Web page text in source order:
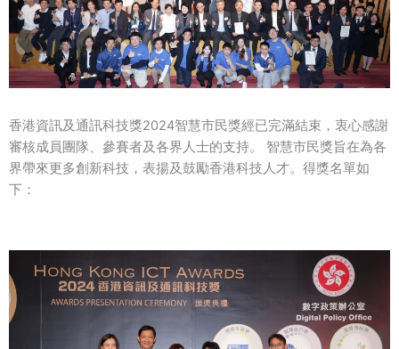
香港資訊及通訊科技獎2024智慧市民獎經已完滿結束，衷心感謝
審核成員團隊、參賽者及各界人士的支持。 智慧市民獎旨在為各
界帶來更多創新科技，表揚及鼓勵香港科技人才。得獎名單如
下：